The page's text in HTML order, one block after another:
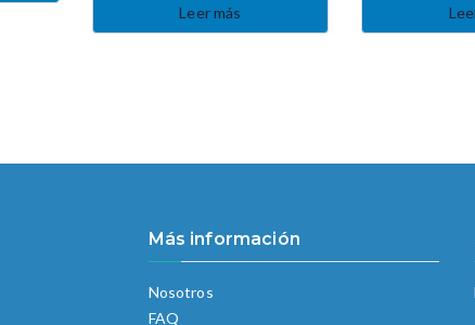
Leer más
Más información
Nosotros
FAQ